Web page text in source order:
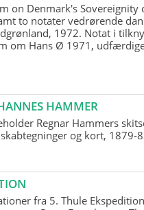
on Denmark's Sovereignity
to notater vedrørende
1972. Notat i
om Hans Ø 1971,
HAMMER
Regnar Hammers
og kort, 1879-
fra 5. Thule